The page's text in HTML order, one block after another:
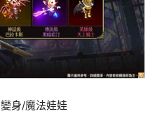
身/魔法娃娃